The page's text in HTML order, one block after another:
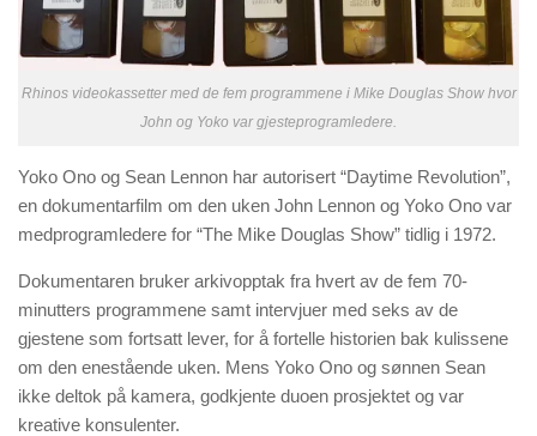
Rhinos videokassetter med de fem programmene i Mike Douglas Show hvor
John og Yoko var gjesteprogramledere.
Yoko Ono og Sean Lennon har autorisert “Daytime Revolution”,
en dokumentarfilm om den uken John Lennon og Yoko Ono var
medprogramledere for “The Mike Douglas Show” tidlig i 1972.
Dokumentaren bruker arkivopptak fra hvert av de fem 70-
minutters programmene samt intervjuer med seks av de
gjestene som fortsatt lever, for å fortelle historien bak kulissene
om den enestående uken. Mens Yoko Ono og sønnen Sean
ikke deltok på kamera, godkjente duoen prosjektet og var
kreative konsulenter.